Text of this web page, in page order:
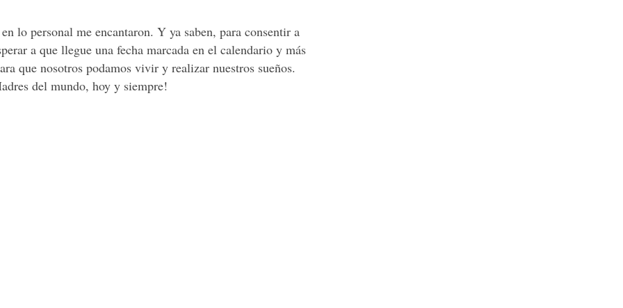
lo personal me encantaron. Y ya saben, para consentir a
a que llegue una fecha marcada en el calendario y más
que nosotros podamos vivir y realizar nuestros sueños.
del mundo, hoy y siempre!